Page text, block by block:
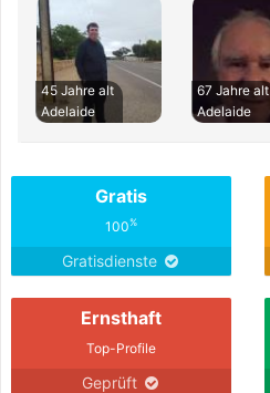
45 Jahre alt
Adelaide
67 Jahre alt
Adelaide
Gratis
100%
Gratisdienste
Ernsthaft
Top-Profile
Geprüft